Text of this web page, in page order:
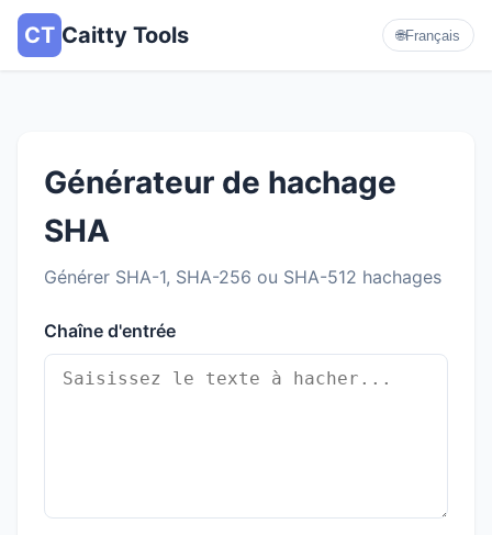
CT Caitty Tools 🌐Français
Générateur de hachage
SHA
Générer SHA-1, SHA-256 ou SHA-512 hachages
Chaîne d'entrée